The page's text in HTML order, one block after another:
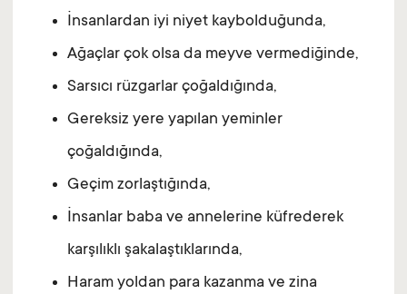
İnsanlardan iyi niyet kaybolduğunda,
Ağaçlar çok olsa da meyve vermediğinde,
Sarsıcı rüzgarlar çoğaldığında,
Gereksiz yere yapılan yeminler
çoğaldığında,
Geçim zorlaştığında,
İnsanlar baba ve annelerine küfrederek
karşılıklı şakalaştıklarında,
Haram yoldan para kazanma ve zina